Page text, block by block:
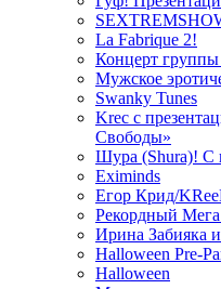
La Fabrique 2!
Концерт
Мужское
Swanky Tunes
Krec с
Свободы»
Шура (Shura)! С
Eximinds
Егор Крид/
Рекордный
Ирина Забияка
Halloween Pre-
Halloween